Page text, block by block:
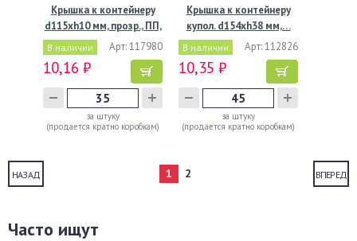
Крышка к контейнеру
d115хh10 мм, прозр., ПП,
В наличии Арт: 117980
10,16 ₽
за штуку
(продается кратно коробкам)
Крышка к контейнеру
купол. d154хh38 мм,…
В наличии Арт: 112826
10,35 ₽
за штуку
(продается кратно коробкам)
НАЗАД ВПЕРЕД
1 2
Часто ищут